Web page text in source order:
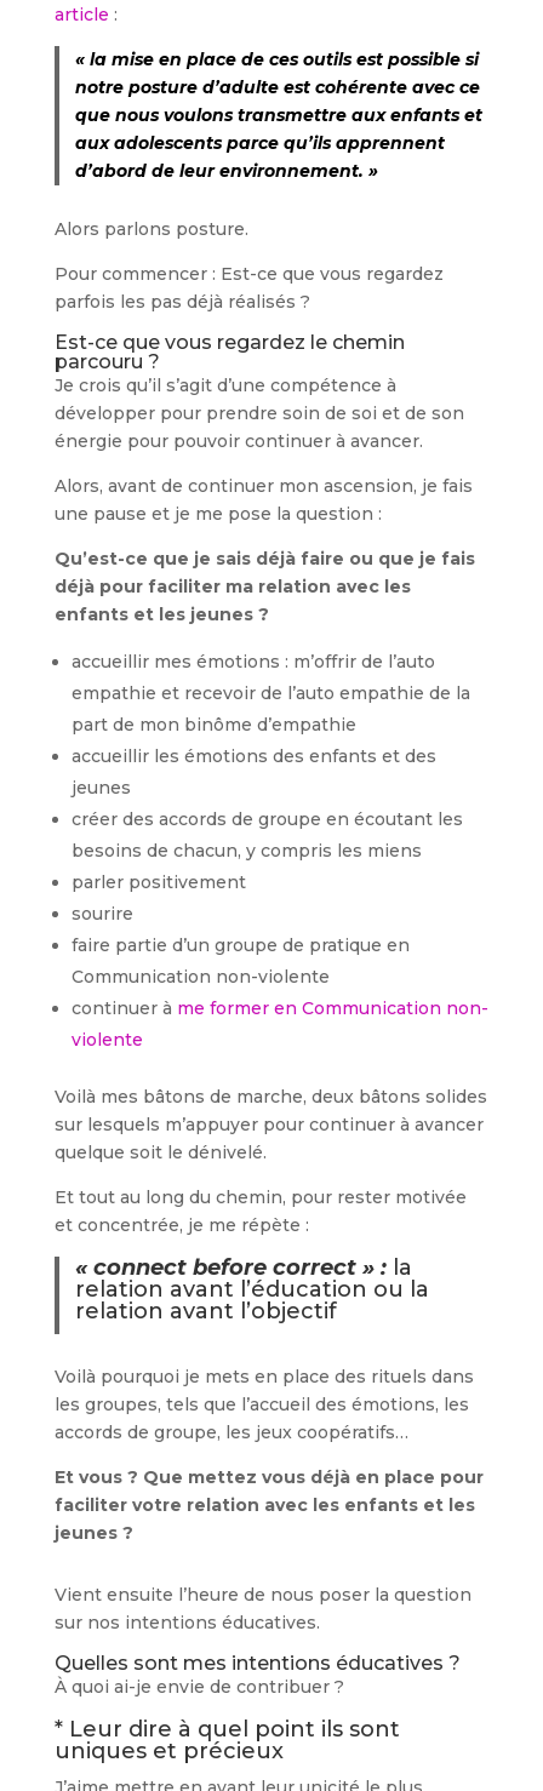
article :
« la mise en place de ces outils est possible si
notre posture d’adulte est cohérente avec ce
que nous voulons transmettre aux enfants et
aux adolescents parce qu’ils apprennent
d’abord de leur environnement. »
Alors parlons posture.
Pour commencer : Est-ce que vous regardez
parfois les pas déjà réalisés ?
Est-ce que vous regardez le chemin
parcouru ?
Je crois qu’il s’agit d’une compétence à
développer pour prendre soin de soi et de son
énergie pour pouvoir continuer à avancer.
Alors, avant de continuer mon ascension, je fais
une pause et je me pose la question :
Qu’est-ce que je sais déjà faire ou que je fais
déjà pour faciliter ma relation avec les
enfants et les jeunes ?
accueillir mes émotions : m’offrir de l’auto
empathie et recevoir de l’auto empathie de la
part de mon binôme d’empathie
accueillir les émotions des enfants et des
jeunes
créer des accords de groupe en écoutant les
besoins de chacun, y compris les miens
parler positivement
sourire
faire partie d’un groupe de pratique en
Communication non-violente
continuer à me former en Communication non-
violente
Voilà mes bâtons de marche, deux bâtons solides
sur lesquels m’appuyer pour continuer à avancer
quelque soit le dénivelé.
Et tout au long du chemin, pour rester motivée
et concentrée, je me répète :
« connect before correct » : la
relation avant l’éducation ou la
relation avant l’objectif
Voilà pourquoi je mets en place des rituels dans
les groupes, tels que l’accueil des émotions, les
accords de groupe, les jeux coopératifs…
Et vous ? Que mettez vous déjà en place pour
faciliter votre relation avec les enfants et les
jeunes ?
Vient ensuite l’heure de nous poser la question
sur nos intentions éducatives.
Quelles sont mes intentions éducatives ?
À quoi ai-je envie de contribuer ?
* Leur dire à quel point ils sont
uniques et précieux